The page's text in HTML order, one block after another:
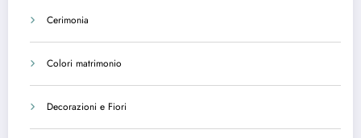
Cerimonia
Colori matrimonio
Decorazioni e Fiori